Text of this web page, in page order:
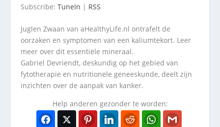
Subscribe:TuneIn | RSS
Juglen Zwaan van aHealthyLife.nl ontrafelt de
oorzaken en symptomen van een kaliumtekort. Leer
meer over dit essentiële mineraal.
Gabriel Devriendt, deskundig op het gebied van
fytotherapie en nutritionele geneeskunde, deelt zijn
inzichten over de aanpak van kanker.
Help anderen gezonder te worden:
FacebookTwitter PinterestLinkedInReddit WhatsApp